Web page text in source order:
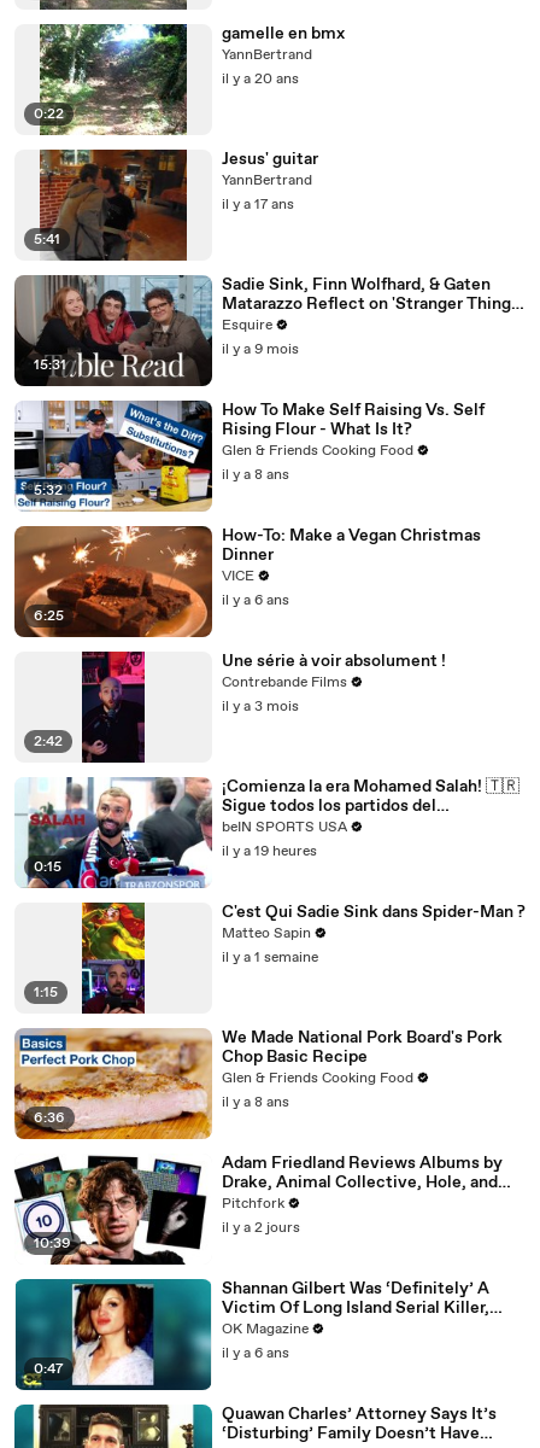
0:22
gamelle en bmx
YannBertrand
il y a 20 ans
5:41
Jesus' guitar
YannBertrand
il y a 17 ans
15:31
Sadie Sink, Finn Wolfhard, & Gaten
Matarazzo Reflect on 'Stranger Things'
| Table Read | Esquire
Esquire
il y a 9 mois
5:32
How To Make Self Raising Vs. Self
Rising Flour - What Is It?
Glen & Friends Cooking Food
il y a 8 ans
6:25
How-To: Make a Vegan Christmas
Dinner
VICE
il y a 6 ans
2:42
Une série à voir absolument !
Contrebande Films
il y a 3 mois
0:15
¡Comienza la era Mohamed Salah! 🇹🇷
Sigue todos los partidos del
Trabzonspor por beIN SPORTS
beIN SPORTS USA
il y a 19 heures
1:15
C'est Qui Sadie Sink dans Spider-Man ?
Matteo Sapin
il y a 1 semaine
6:36
We Made National Pork Board's Pork
Chop Basic Recipe
Glen & Friends Cooking Food
il y a 8 ans
10:39
Adam Friedland Reviews Albums by
Drake, Animal Collective, Hole, and
More
Pitchfork
il y a 2 jours
0:47
Shannan Gilbert Was ‘Definitely’ A
Victim Of Long Island Serial Killer,
Says Her Sister: Watch
OK Magazine
il y a 6 ans
Quawan Charles’ Attorney Says It’s
‘Disturbing’ Family Doesn’t Have